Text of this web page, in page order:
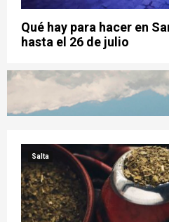
Qué hay para hacer en
hasta el 26 de julio
Salta